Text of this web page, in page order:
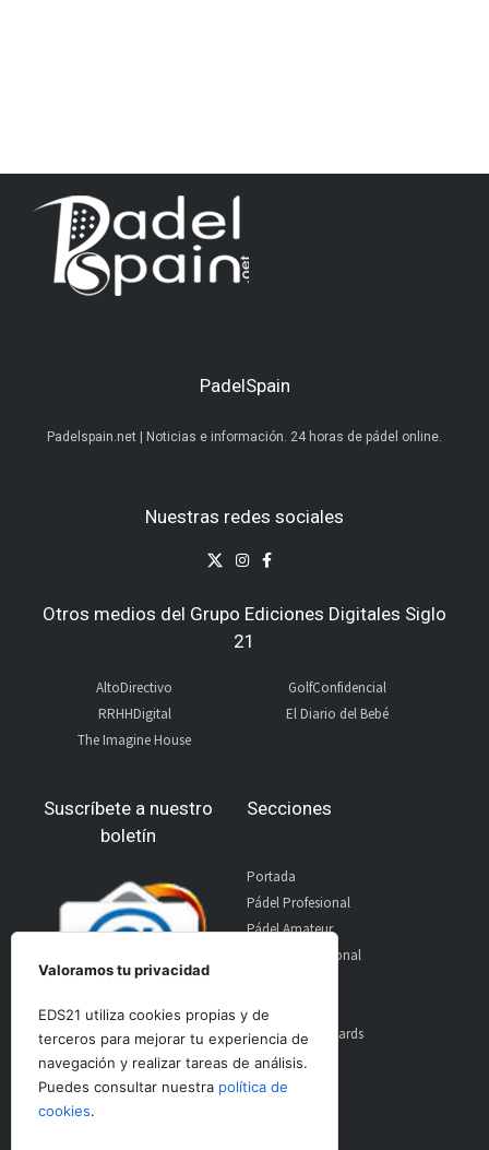
PadelSpain
Padelspain.net | Noticias e información. 24 horas de pádel online.
Nuestras redes sociales
Otros medios del Grupo Ediciones Digitales Siglo
21
AltoDirectivo
RRHHDigital
The Imagine House
GolfConfidencial
El Diario del Bebé
Suscríbete a nuestro
boletín
Secciones
Portada
Pádel Profesional
Pádel Amateur
Pádel Internacional
Material
World Padel Awards
Contacto
Publicidad
Valoramos tu privacidad
EDS21 utiliza cookies propias y de
terceros para mejorar tu experiencia de
navegación y realizar tareas de análisis.
Puedes consultar nuestra política de
cookies.